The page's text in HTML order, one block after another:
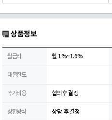
상품정보
월금리 월 1%~1.6%
대출한도
추가비용 협의후 결정
상환방식 상담 후 결정